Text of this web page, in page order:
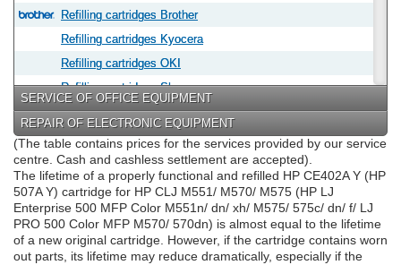
Refilling cartridges Brother
Refilling cartridges Kyocera
Refilling cartridges OKI
Refilling cartridges Sharp
Refilling cartridges Epson
Refilling cartridges Panasonic
Refilling cartridges Lexmark
Refilling cartridges Konica Minolta
Refilling cartridges Konica
Refilling cartridges Minolta
Refilling cartridges Mita
SERVICE OF OFFICE EQUIPMENT
REPAIR OF ELECTRONIC EQUIPMENT
(The table contains prices for the services provided by our service
centre. Cash and cashless settlement are accepted).
The lifetime of a properly functional and refilled HP CE402A Y (HP
507A Y) cartridge for HP CLJ M551/ M570/ M575 (HP LJ
Enterprise 500 MFP Color M551n/ dn/ xh/ M575/ 575c/ dn/ f/ LJ
PRO 500 Color MFP M570/ 570dn) is almost equal to the lifetime
of a new original cartridge. However, if the cartridge contains worn
out parts, its lifetime may reduce dramatically, especially if the